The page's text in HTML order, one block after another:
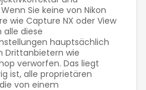
Sie keine von Nikon
wie Capture NX oder View
alle diese
hauptsächlich
Drittanbietern wie
verworfen. Das liegt
ist, alle proprietären
von einem